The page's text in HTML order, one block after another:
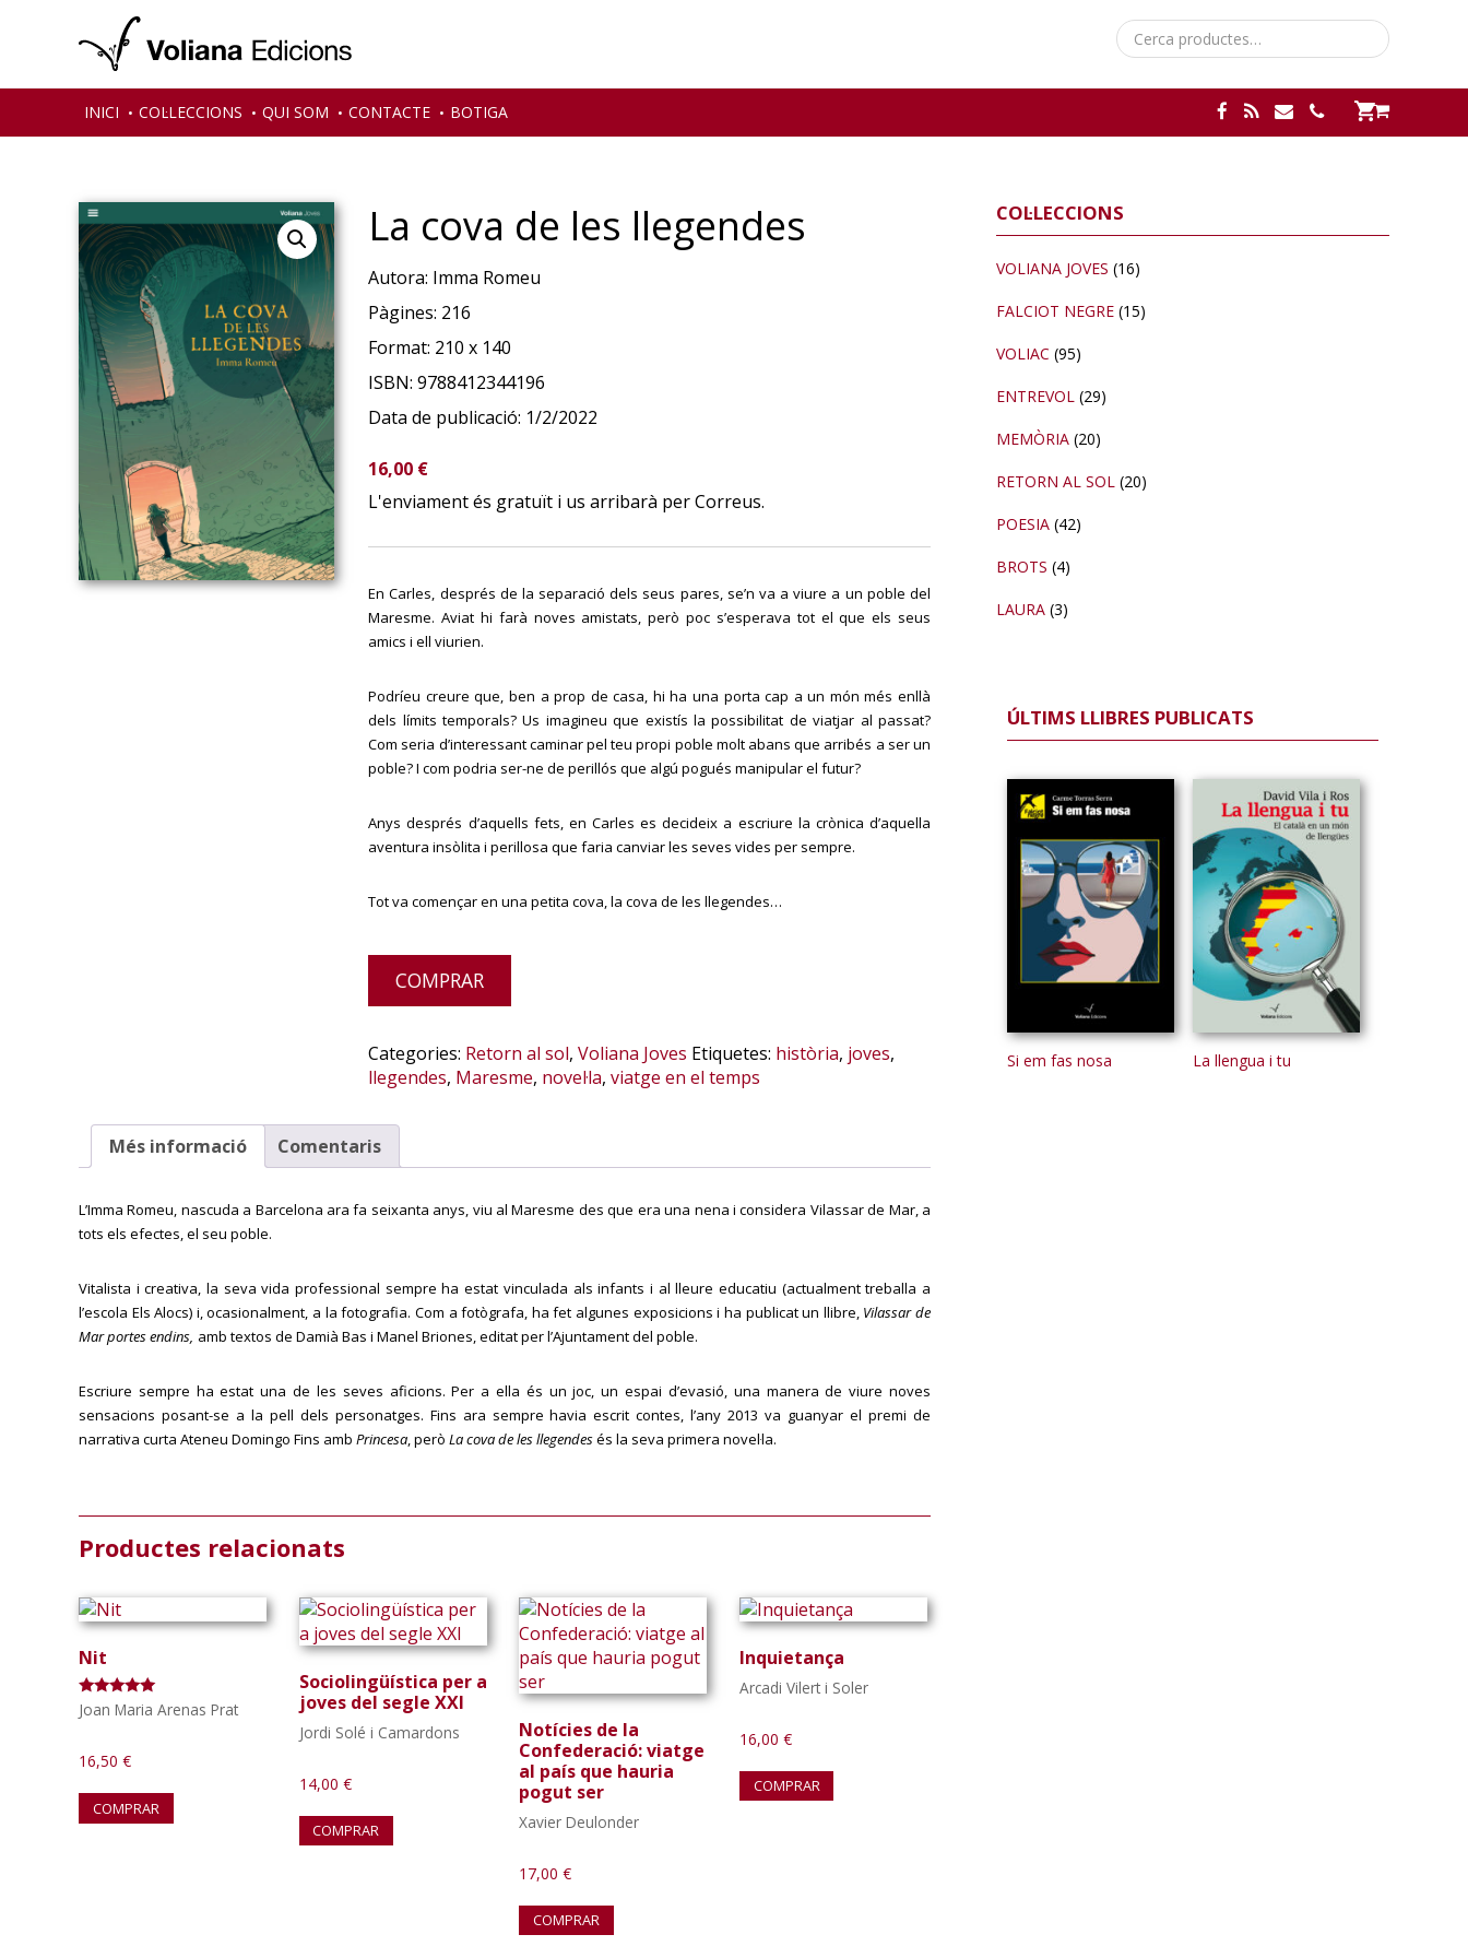
navigation
content
sidebar
Cerca:
INICI COL·LECCIONS QUI SOM CONTACTE BOTIGA
La cova de les llegendes
Autora: Imma Romeu
Pàgines: 216
Format: 210 x 140
ISBN:9788412344196
Data de publicació: 1/2/2022
16,00 €
L'enviament és gratuït i us arribarà per Correus.
En Carles, després de la separació dels seus pares, se’n va a viure a un poble del
Maresme. Aviat hi farà noves amistats, però poc s’esperava tot el que els seus
amics i ell viurien.
Podríeu creure que, ben a prop de casa, hi ha una porta cap a un món més enllà
dels límits temporals? Us imagineu que existís la possibilitat de viatjar al passat?
Com seria d’interessant caminar pel teu propi poble molt abans que arribés a ser un
poble? I com podria ser-ne de perillós que algú pogués manipular el futur?
Anys després d’aquells fets, en Carles es decideix a escriure la crònica d’aquella
aventura insòlita i perillosa que faria canviar les seves vides per sempre.
Tot va començar en una petita cova, la cova de les llegendes…
COMPRAR
Categories: Retorn al sol,Voliana Joves Etiquetes: història, joves,
llegendes, Maresme, novel·la,viatge en el temps
Més informació Comentaris
L’Imma Romeu, nascuda a Barcelona ara fa seixanta anys, viu al Maresme des que era una nena i considera Vilassar de Mar, a
tots els efectes, el seu poble.
Vitalista i creativa, la seva vida professional sempre ha estat vinculada als infants i al lleure educatiu (actualment treballa a
l’escola Els Alocs) i, ocasionalment, a la fotografia. Com a fotògrafa, ha fet algunes exposicions i ha publicat un llibre, Vilassar de
Mar portes endins, amb textos de Damià Bas i Manel Briones, editat per l’Ajuntament del poble.
Escriure sempre ha estat una de les seves aficions. Per a ella és un joc, un espai d’evasió, una manera de viure noves
sensacions posant-se a la pell dels personatges. Fins ara sempre havia escrit contes, l’any 2013 va guanyar el premi de
narrativa curta Ateneu Domingo Fins amb Princesa, però La cova de les llegendesés la seva primera novel·la.
Productes relacionats
Nit
Puntuat amb
5.00
Joan Maria Arenas Prat
16,50 €
COMPRAR
Sociolingüística per a
joves del segle XXI
Jordi Solé i Camardons
14,00 €
COMPRAR
Notícies de la
Confederació: viatge
al país que hauria
pogut ser
Xavier Deulonder
17,00€
COMPRAR
Inquietança
Arcadi Vilert i Soler
16,00 €
COMPRAR
Barra
lateral
primària
COL·LECCIONS
VOLIANA JOVES (16)
FALCIOT NEGRE (15)
VOLIAC (95)
ENTREVOL (29)
MEMÒRIA (20)
RETORN AL SOL (20)
POESIA (42)
BROTS (4)
LAURA (3)
ÚLTIMS LLIBRES PUBLICATS
Si em fas nosa La llengua i tu